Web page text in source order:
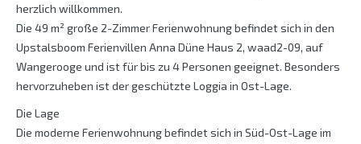
herzlich willkommen.
Die 49 m² große 2-Zimmer Ferienwohnung befindet sich in den
Upstalsboom Ferienvillen Anna Düne Haus 2, waad2-09, auf
Wangerooge und ist für bis zu 4 Personen geeignet. Besonders
hervorzuheben ist der geschützte Loggia in Ost-Lage.
Die Lage
Die moderne Ferienwohnung befindet sich in Süd-Ost-Lage im